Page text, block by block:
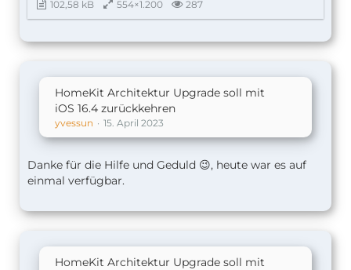
102,58 kB 554×1.200 287
HomeKit Architektur Upgrade soll mit
iOS 16.4 zurückkehren
yvessun 15. April 2023
Danke für die Hilfe und Geduld 😉, heute war es auf
einmal verfügbar.
HomeKit Architektur Upgrade soll mit